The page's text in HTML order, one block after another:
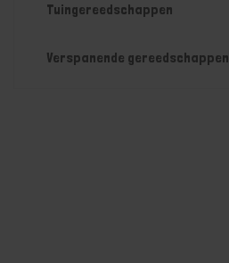
Tuingereedschappen
Verspanende gereedschappen